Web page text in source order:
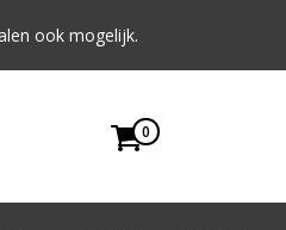
ook mogelijk.
0